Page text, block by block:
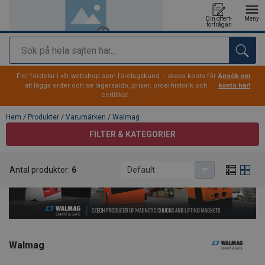
Sök
Din offert-
förfrågan
Meny
tillagd i varukorg
Fler fördelar i vår webshop som företagskund – skapa konto för
att lägga order och se lagersaldo, priser, orderhistorik och
certifikat.
Ansök om
konto här!
Hem / Produkter / Varumärken / Walmag
FILTER & KATEGORIER
Walmag
Antal produkter: 6 Default